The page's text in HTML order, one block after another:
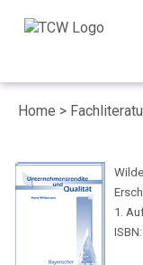
Home >
1.